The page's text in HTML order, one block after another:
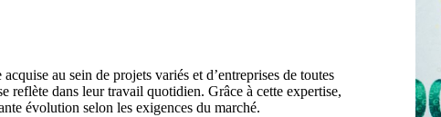
au sein de projets variés et d’entreprises de toutes
reflète dans leur travail quotidien. Grâce à cette expertise,
évolution selon les exigences du marché.